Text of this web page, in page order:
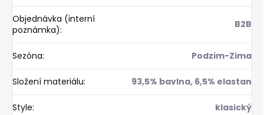
Objednávka (interní
poznámka): B2B
Sezóna: Podzim-Zima
Složení materiálu: 93,5% bavlna, 6,5% elastan
Style: klasický